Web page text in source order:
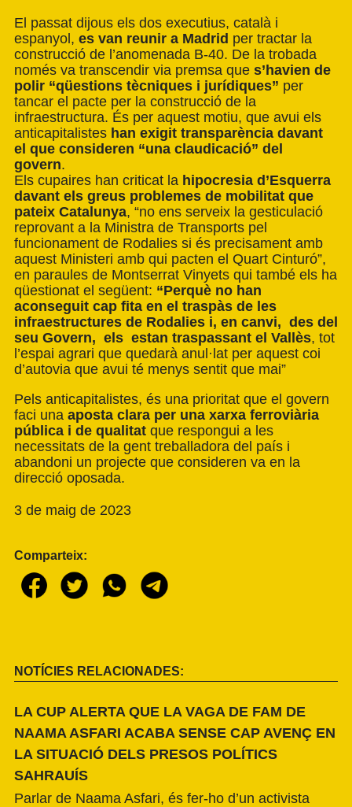
El passat dijous els dos executius, català i
espanyol, es van reunir a Madrid per tractar la
construcció de l’anomenada B-40. De la trobada
només va transcendir via premsa que s’havien de
polir “qüestions tècniques i jurídiques” per
tancar el pacte per la construcció de la
infraestructura. És per aquest motiu, que avui els
anticapitalistes han exigit transparència davant
el que consideren “una claudicació” del
govern.
Els cupaires han criticat la hipocresia d’Esquerra
davant els greus problemes de mobilitat que
pateix Catalunya, “no ens serveix la gesticulació
reprovant a la Ministra de Transports pel
funcionament de Rodalies si és precisament amb
aquest Ministeri amb qui pacten el Quart Cinturó”,
en paraules de Montserrat Vinyets qui també els ha
qüestionat el següent: “Perquè no han
aconseguit cap fita en el traspàs de les
infraestructures de Rodalies i, en canvi, des del
seu Govern, els estan traspassant el Vallès, tot
l’espai agrari que quedarà anul·lat per aquest coi
d’autovia que avui té menys sentit que mai”
Pels anticapitalistes, és una prioritat que el govern
faci una aposta clara per una xarxa ferroviària
pública i de qualitat que respongui a les
necessitats de la gent treballadora del país i
abandoni un projecte que consideren va en la
direcció oposada.
3 de maig de 2023
Comparteix:
NOTÍCIES RELACIONADES:
LA CUP ALERTA QUE LA VAGA DE FAM DE
NAAMA ASFARI ACABA SENSE CAP AVENÇ EN
LA SITUACIÓ DELS PRESOS POLÍTICS
SAHRAUÍS
Parlar de Naama Asfari, és fer-ho d’un activista